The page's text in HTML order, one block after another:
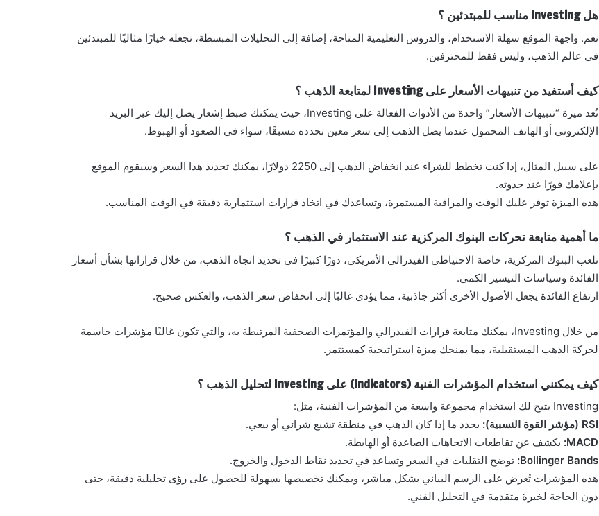
هل Investing مناسب للمبتدئين ؟
نعم. واجهة الموقع سهلة الاستخدام، والدروس التعليمية المتاحة، إضافة إلى التحليلات المبسطة، تجعله خيارًا مثاليًا للمبتدئين
في عالم الذهب، وليس فقط للمحترفين.
كيف أستفيد من تنبيهات الأسعار على Investing لمتابعة الذهب ؟
تُعد ميزة “تنبيهات الأسعار” واحدة من الأدوات الفعالة على Investing، حيث يمكنك ضبط إشعار يصل إليك عبر البريد
الإلكتروني أو الهاتف المحمول عندما يصل الذهب إلى سعر معين تحدده مسبقًا، سواء في الصعود أو الهبوط.
على سبيل المثال، إذا كنت تخطط للشراء عند انخفاض الذهب إلى 2250 دولارًا، يمكنك تحديد هذا السعر وسيقوم الموقع
بإعلامك فورًا عند حدوثه.
هذه الميزة توفر عليك الوقت والمراقبة المستمرة، وتساعدك في اتخاذ قرارات استثمارية دقيقة في الوقت المناسب.
ما أهمية متابعة تحركات البنوك المركزية عند الاستثمار في الذهب ؟
تلعب البنوك المركزية، خاصة الاحتياطي الفيدرالي الأمريكي، دورًا كبيرًا في تحديد اتجاه الذهب، من خلال قراراتها بشأن أسعار
الفائدة وسياسات التيسير الكمي.
ارتفاع الفائدة يجعل الأصول الأخرى أكثر جاذبية، مما يؤدي غالبًا إلى انخفاض سعر الذهب، والعكس صحيح.
من خلال Investing، يمكنك متابعة قرارات الفيدرالي والمؤتمرات الصحفية المرتبطة به، والتي تكون غالبًا مؤشرات حاسمة
لحركة الذهب المستقبلية، مما يمنحك ميزة استراتيجية كمستثمر.
كيف يمكنني استخدام المؤشرات الفنية (Indicators) على Investing لتحليل الذهب ؟
Investing يتيح لك استخدام مجموعة واسعة من المؤشرات الفنية، مثل:
RSI (مؤشر القوة النسبية):
يحدد ما إذا كان الذهب في منطقة تشبع شرائي أو بيعي.
MACD: يكشف عن تقاطعات الاتجاهات الصاعدة أو الهابطة.
Bollinger Bands: توضح التقلبات في السعر وتساعد في تحديد نقاط الدخول والخروج.
هذه المؤشرات تُعرض على الرسم البياني بشكل مباشر، ويمكنك تخصيصها بسهولة للحصول على رؤى تحليلية دقيقة، حتى
دون الحاجة لخبرة متقدمة في التحليل الفني.